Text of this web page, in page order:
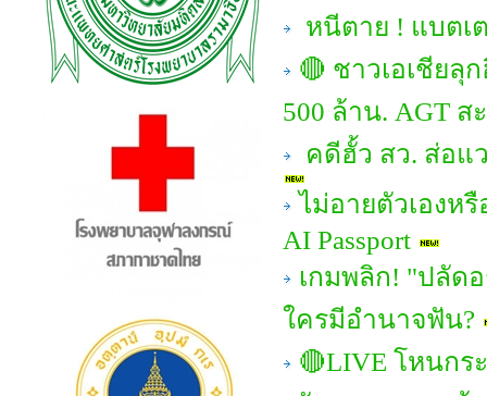
หนีตาย ! แบตเ
🔴 ชาวเอเชียลุ
500 ล้าน. AGT ส
คดีฮั้ว สว. ส่อแ
ไม่อายตัวเองห
AI Passport
เกมพลิก! "ปลัด
ใครมีอำนาจฟัน?
🔴LIVE โหนก